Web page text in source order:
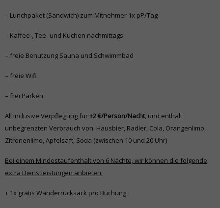
– Lunchpaket (Sandwich) zum Mitnehmer 1x pP/Tag
– Kaffee-, Tee- und Kuchen nachmittags
– freie Benutzung Sauna und Schwimmbad
– freie Wifi
– frei Parken
All inclusive Verpflegung für+2 €/Person/Nacht, und enthält
unbegrenzten Verbrauch von: Hausbier, Radler, Cola, Orangenlimo,
Zitronenlimo, Apfelsaft, Soda (zwischen 10 und 20 Uhr)
Bei einem Mindestaufenthalt von 6 Nächte, wir können die folgende
extra Dienstleistungen anbieten:
+ 1x gratis Wanderrucksack pro Buchung